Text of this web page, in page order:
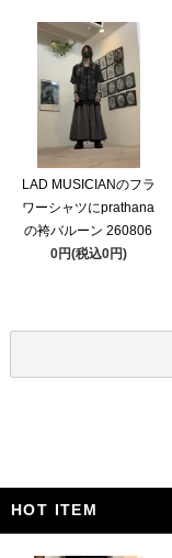
LAD MUSICIANのフラ
ワーシャツにprathana
の袴バルーン 260806
0円(税込0円)
HOT ITEM